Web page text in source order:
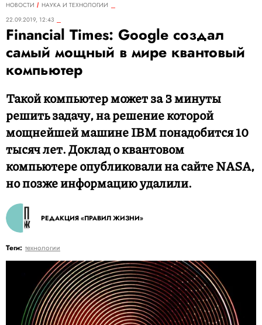
НОВОСТИ
НАУКА И ТЕХНОЛОГИИ
22.09.2019, 12:43
Financial Times: Google создал
самый мощный в мире квантовый
компьютер
Такой компьютер может за 3 минуты
решить задачу, на решение которой
мощнейшей машине IBM понадобится 10
тысяч лет. Доклад о квантовом
компьютере опубликовали на сайте NASA,
но позже информацию удалили.
РЕДАКЦИЯ «ПРАВИЛ ЖИЗНИ»
Теги: технологии